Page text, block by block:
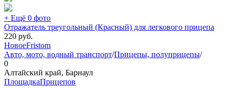
+ Ещё 0 фото
Отражатель треугольный (Красный) для легкового прицепа
220 руб.
НовоеFristom
Авто, мото, водный транспорт/Прицепы, полуприцепы/
0
Алтайский край, Барнаул
ПлощадкаПрицепов